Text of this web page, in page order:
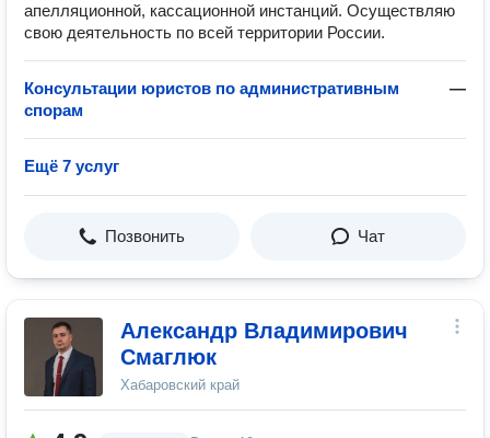
апелляционной, кассационной инстанций. Осуществляю
свою деятельность по всей территории России.
Консультации юристов по административным
спорам
—
Ещё 7 услуг
Позвонить Чат
Александр Владимирович
Смаглюк
Хабаровский край